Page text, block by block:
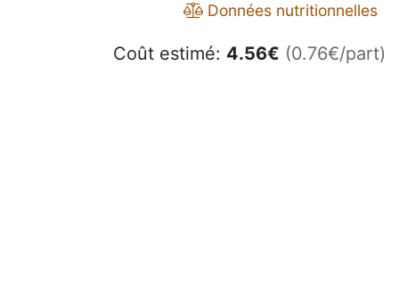
Données nutritionnelles
Coût estimé: 4.56€ (0.76€/part)